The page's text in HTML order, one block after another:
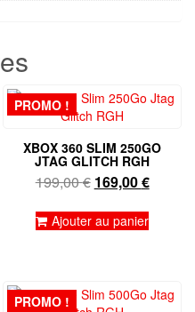
PROMO !
XBOX 360 SLIM 250GO
JTAG GLITCH RGH
199,00€ Le
initial
169,00€Le
actuel
Ajouter au panier
PROMO !